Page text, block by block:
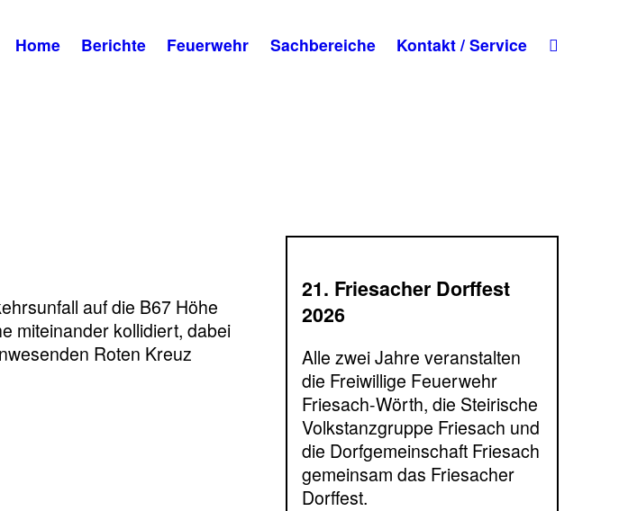
Home Berichte Feuerwehr Sachbereiche Kontakt / Service
auf die B67 Höhe
miteinander kollidiert, dabei
Roten Kreuz
21. Friesacher Dorffest
2026
Alle zwei Jahre veranstalten
die Freiwillige Feuerwehr
Friesach-Wörth, die Steirische
Volkstanzgruppe Friesach und
die Dorfgemeinschaft Friesach
gemeinsam das Friesacher
Dorffest.